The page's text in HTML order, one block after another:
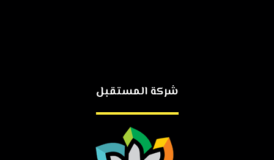
شركة المستقبل